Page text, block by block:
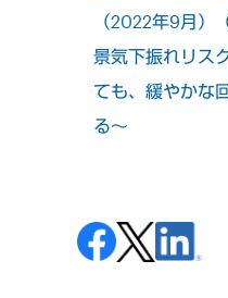
（2022年9月）
景気下振れリス
ても、緩やかな
る～